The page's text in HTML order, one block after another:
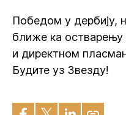
Победом у дербију,
ближе ка
и директном
Будите уз Звезду!